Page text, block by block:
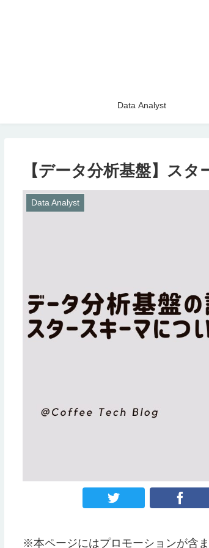
Data Analyst
【データ分析基盤】ス
Data Analyst
※本ページにはプロモーションが含